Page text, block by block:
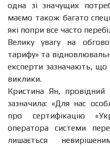
одна зі значущих
маємо також багато
які попри все часто
Велику увагу на
тарифу» та
експерти зазначають, що
виклики.
Кристина Ян, провідний
зазначила: «Для нас
про сертифікацію
оператора системи
лишається